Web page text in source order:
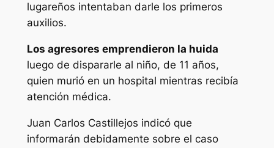
lugareños intentaban darle los primeros
auxilios.
Los agresores emprendieron la huida
luego de dispararle al niño, de 11 años,
quien murió en un hospital mientras recibía
atención médica.
Juan Carlos Castillejos indicó que
informarán debidamente sobre el caso